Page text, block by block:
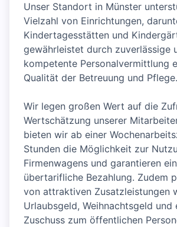
Unser Standort in Münster
Vielzahl von Einrichtungen,
Kindertagesstätten und
gewährleistet durch zuverlässige
kompetente Personalvermittlung
Qualität der Betreuung und Pflege.
Wir legen großen Wert auf die
Wertschätzung unserer
bieten wir ab einer
Stunden die Möglichkeit zur
Firmenwagens und garantieren
übertarifliche Bezahlung. Zudem
von attraktiven Zusatzleistungen
Urlaubsgeld, Weihnachtsgeld und
Zuschuss zum öffentlichen